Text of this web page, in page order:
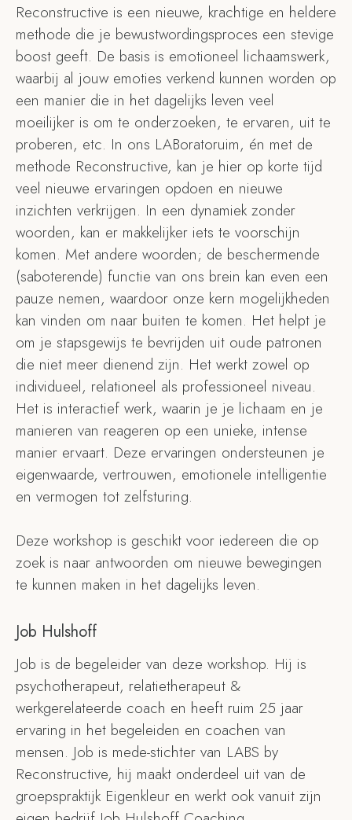
Reconstructive is een nieuwe, krachtige en heldere
methode die je bewustwordingsproces een stevige
boost geeft. De basis is emotioneel lichaamswerk,
waarbij al jouw emoties verkend kunnen worden op
een manier die in het dagelijks leven veel
moeilijker is om te onderzoeken, te ervaren, uit te
proberen, etc. In ons LABoratoruim, én met de
methode Reconstructive, kan je hier op korte tijd
veel nieuwe ervaringen opdoen en nieuwe
inzichten verkrijgen. In een dynamiek zonder
woorden, kan er makkelijker iets te voorschijn
komen. Met andere woorden; de beschermende
(saboterende) functie van ons brein kan even een
pauze nemen, waardoor onze kern mogelijkheden
kan vinden om naar buiten te komen. Het helpt je
om je stapsgewijs te bevrijden uit oude patronen
die niet meer dienend zijn. Het werkt zowel op
individueel, relationeel als professioneel niveau.
Het is interactief werk, waarin je je lichaam en je
manieren van reageren op een unieke, intense
manier ervaart. Deze ervaringen ondersteunen je
eigenwaarde, vertrouwen, emotionele intelligentie
en vermogen tot zelfsturing.
Deze workshop is geschikt voor iedereen die op
zoek is naar antwoorden om nieuwe bewegingen
te kunnen maken in het dagelijks leven.
Job Hulshoff
Job is de begeleider van deze workshop. Hij is
psychotherapeut, relatietherapeut &
werkgerelateerde coach en heeft ruim 25 jaar
ervaring in het begeleiden en coachen van
mensen. Job is mede-stichter van LABS by
Reconstructive, hij maakt onderdeel uit van de
groepspraktijk Eigenkleur en werkt ook vanuit zijn